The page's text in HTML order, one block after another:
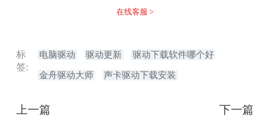
在线客服 >
标
签:
电脑驱动 驱动更新 驱动下载软件哪个好
金舟驱动大师 声卡驱动下载安装
上一篇 下一篇